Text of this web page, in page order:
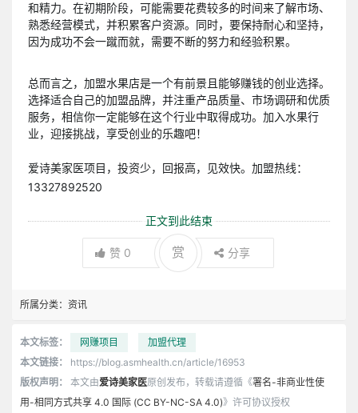
和精力。在初期阶段，可能需要花费较多的时间来了解市场、
熟悉经营模式，并积累客户资源。同时，要保持耐心和坚持，
因为成功不会一蹴而就，需要不断的努力和经验积累。
总而言之，加盟水果店是一个有前景且能够赚钱的创业选择。
选择适合自己的加盟品牌，并注重产品质量、市场调研和优质
服务，相信你一定能够在这个行业中取得成功。加入水果行
业，迎接挑战，享受创业的乐趣吧！
爱诗美家医项目，投资少，回报高，见效快。加盟热线：
13327892520
正文到此结束
赞 0 赏 分享
所属分类： 资讯
本文标签： 网赚项目
加盟代理
本文链接：
https://blog.asmhealth.cn/article/16953
版权声明：
本文由爱诗美家医原创发布，转载请遵循《署名-非商业性使
用-相同方式共享 4.0 国际 (CC BY-NC-SA 4.0)》许可协议授权